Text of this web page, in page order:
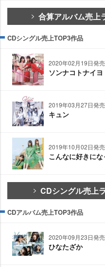
合算アルバム売上
CDシングル売上TOP3作品
2020年02月19日発売
ソンナコトナイヨ
2019年03月27日発売
キュン
2019年10月02日発売
こんなに好きに
CDシングル売上
CDアルバム売上TOP3作品
2020年09月23日発売
ひなたざか